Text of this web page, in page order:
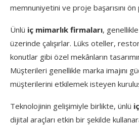
memnuniyetini ve proje başarısını
Ünlü iç mimarlık firmaları,
üzerinde çalışırlar. Lüks oteller,
konutlar gibi özel mekânların
Müşterileri genellikle marka imajını
müşterilerini etkilemek isteyen
Teknolojinin gelişimiyle birlikte, ünlü
dijital araçları etkin bir şekilde